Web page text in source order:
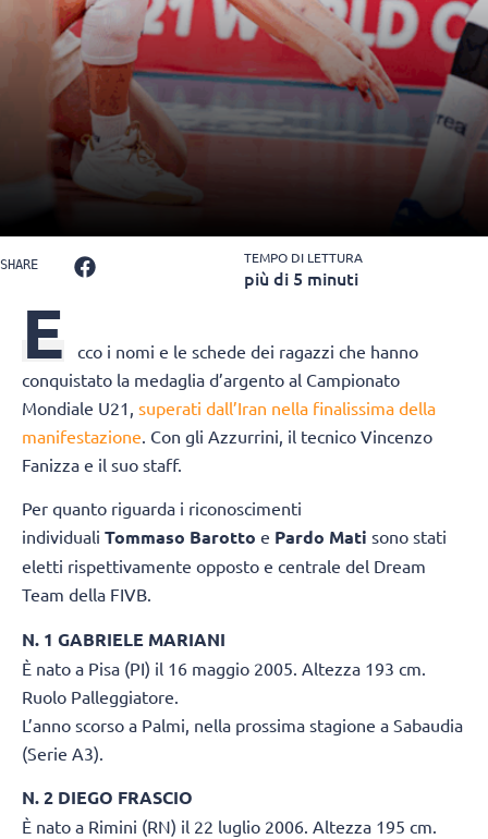
SHARE TEMPO DI LETTURA
più di 5 minuti
E
cco i nomi e le schede dei ragazzi che hanno
conquistato la medaglia d’argento al Campionato
Mondiale U21, superati dall’Iran nella finalissima della
manifestazione. Con gli Azzurrini, il tecnico Vincenzo
Fanizza e il suo staff.
Per quanto riguarda i riconoscimenti
individuali Tommaso Barotto e Pardo Mati sono stati
eletti rispettivamente opposto e centrale del Dream
Team della FIVB.
N. 1 GABRIELE MARIANI
È nato a Pisa (PI) il 16 maggio 2005. Altezza 193 cm.
Ruolo Palleggiatore.
L’anno scorso a Palmi, nella prossima stagione a Sabaudia
(Serie A3).
N. 2 DIEGO FRASCIO
È nato a Rimini (RN) il 22 luglio 2006. Altezza 195 cm.